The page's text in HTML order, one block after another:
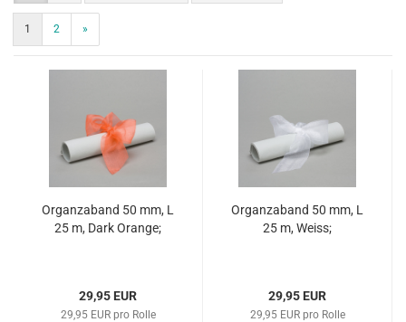
1 2 »
Organzaband 50 mm, L
25 m, Dark Orange;
29,95 EUR
29,95 EUR pro Rolle
Organzaband 50 mm, L
25 m, Weiss;
29,95 EUR
29,95 EUR pro Rolle